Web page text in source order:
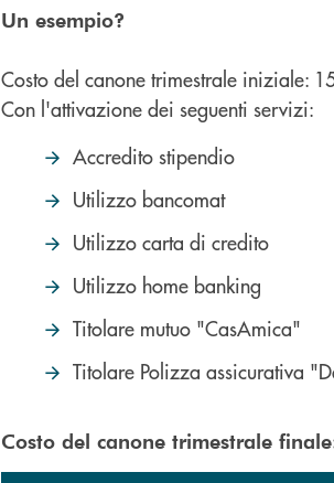
Un esempio?
Costo del canone trimestrale iniziale:
Con l'attivazione dei seguenti servizi:
Accredito stipendio
Utilizzo bancomat
Utilizzo carta di credito
Utilizzo home banking
Titolare mutuo "CasAmica"
Titolare Polizza assicurativa
Costo del canone trimestrale